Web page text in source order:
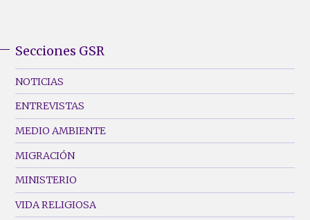
Footer
Menu
(Left)
Secciones GSR
NOTICIAS
ENTREVISTAS
MEDIO AMBIENTE
MIGRACIÓN
MINISTERIO
VIDA RELIGIOSA